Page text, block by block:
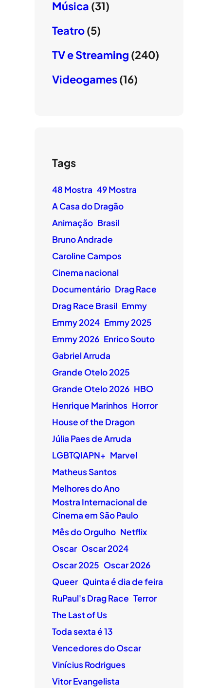
Música (31)
Teatro(5)
TV e Streaming (240)
Videogames(16)
Tags
48 Mostra 49 Mostra
A Casa do Dragão
Animação Brasil
Bruno Andrade
Caroline Campos
Cinema nacional
Documentário Drag Race
Drag Race Brasil Emmy
Emmy 2024 Emmy 2025
Emmy 2026 Enrico Souto
Gabriel Arruda
Grande Otelo 2025
Grande Otelo 2026 HBO
Henrique Marinhos Horror
House of the Dragon
Júlia Paes de Arruda
LGBTQIAPN+ Marvel
Matheus Santos
Melhores do Ano
Mostra Internacional de
Cinema em São Paulo
Mês do Orgulho Netflix
Oscar Oscar 2024
Oscar 2025 Oscar 2026
Queer Quinta é dia de feira
RuPaul's Drag Race Terror
The Last of Us
Toda sexta é 13
Vencedores do Oscar
Vinícius Rodrigues
Vitor Evangelista